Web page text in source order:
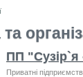
ПП "Сузір`я
Приватні